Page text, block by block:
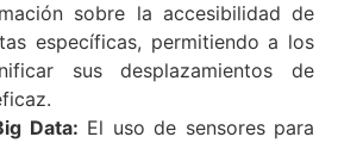
sobre la accesibilidad de
específicas, permitiendo a los
sus desplazamientos de
Data: El uso de sensores para